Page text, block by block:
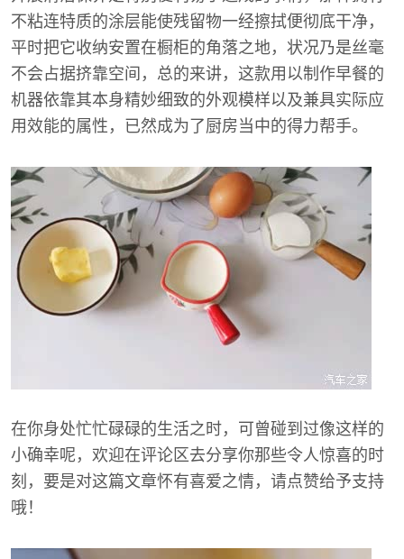
不粘连特质的涂层能使残留物一经擦拭便彻底干净，
平时把它收纳安置在橱柜的角落之地，状况乃是丝毫
不会占据挤靠空间，总的来讲，这款用以制作早餐的
机器依靠其本身精妙细致的外观模样以及兼具实际应
用效能的属性，已然成为了厨房当中的得力帮手。
在你身处忙忙碌碌的生活之时，可曾碰到过像这样的
小确幸呢，欢迎在评论区去分享你那些令人惊喜的时
刻，要是对这篇文章怀有喜爱之情，请点赞给予支持
哦！